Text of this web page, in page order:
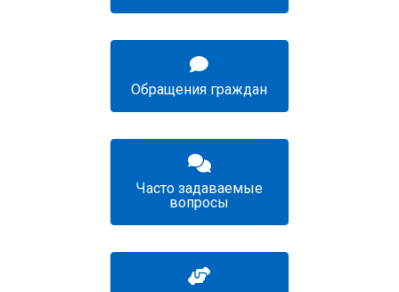
Обращения граждан
Часто задаваемые
вопросы